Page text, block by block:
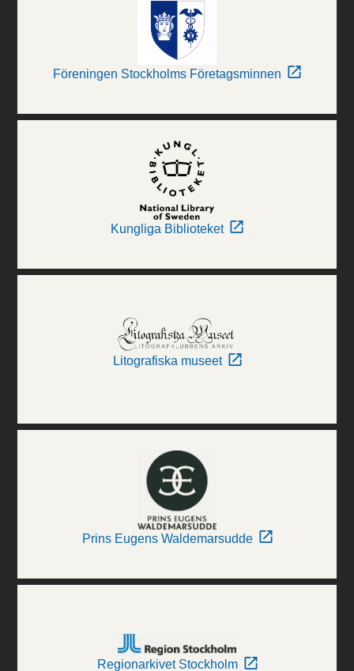
Föreningen Stockholms Företagsminnen
Kungliga Biblioteket
Litografiska museet
Prins Eugens Waldemarsudde
Regionarkivet Stockholm